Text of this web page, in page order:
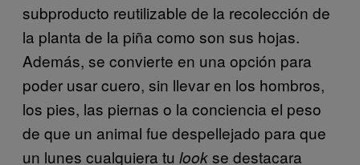
subproducto reutilizable de la recolección de
la planta de la piña como son sus hojas.
Además, se convierte en una opción para
poder usar cuero, sin llevar en los hombros,
los pies, las piernas o la conciencia el peso
de que un animal fue despellejado para que
un lunes cualquiera tu lookse destacara